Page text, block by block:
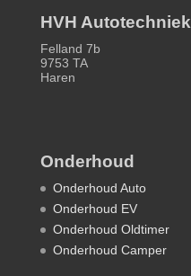
HVH Autotechniek
Felland 7b
9753 TA
Haren
Onderhoud
Onderhoud Auto
Onderhoud EV
Onderhoud Oldtimer
Onderhoud Camper